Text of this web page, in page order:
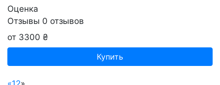
Оценка
Отзывы 0 отзывов
от 3300 ₴
Купить